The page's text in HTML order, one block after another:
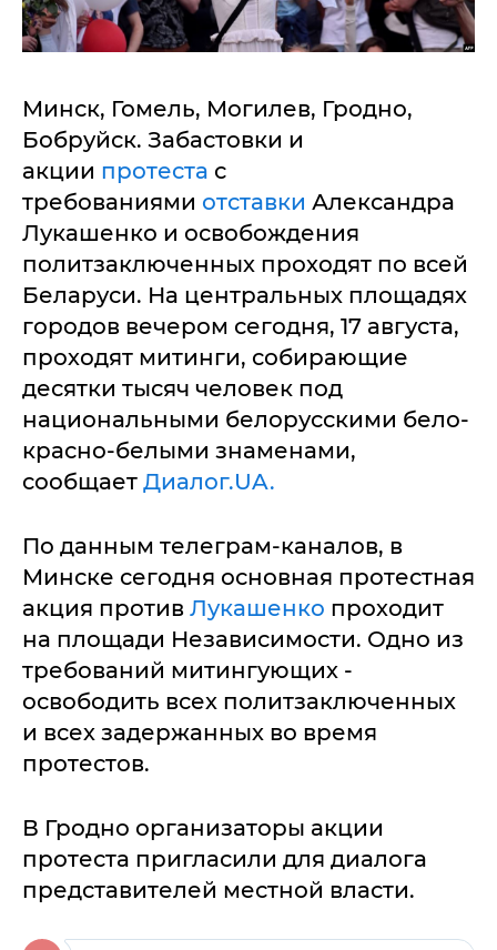
Минск, Гомель, Могилев, Гродно,
Бобруйск. Забастовки и
акции протеста с
требованиями отставки Александра
Лукашенко и освобождения
политзаключенных проходят по всей
Беларуси. На центральных площадях
городов вечером сегодня, 17 августа,
проходят митинги, собирающие
десятки тысяч человек под
национальными белорусскими бело-
красно-белыми знаменами,
сообщает Диалог.UA.
По данным телеграм-каналов, в
Минске сегодня основная протестная
акция против Лукашенко проходит
на площади Независимости. Одно из
требований митингующих -
освободить всех политзаключенных
и всех задержанных во время
протестов.
В Гродно организаторы акции
протеста пригласили для диалога
представителей местной власти.